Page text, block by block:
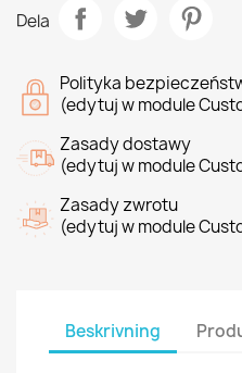
Dela
Polityka
(edytuj w module
Zasady dostawy
(edytuj w module
Zasady zwrotu
(edytuj w module
Beskrivning